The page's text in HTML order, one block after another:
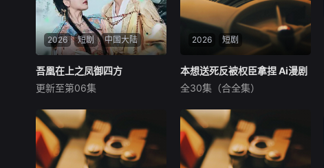
2026 短剧 中国大陆
吾凰在上之凤御四方
姜贞羽 赵一博
改编自快看漫画作者嗷小泽的
独家连载漫画《吾凰在
上》。 &n
吾凰在上之凤御四方
更新至第06集
2026 短剧
本想送死反被权臣拿捏 Ai漫剧
未知
暂无内容
本想送死反被权臣拿捏 Ai漫剧
全30集（合全集）